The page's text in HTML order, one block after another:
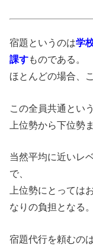
宿題というのは学
課すものである。
ほとんどの場合、
この全員共通とい
上位勢から下位勢
当然平均に近いレ
で、
上位勢にとっては
なりの負担となる。
宿題代行を頼むの